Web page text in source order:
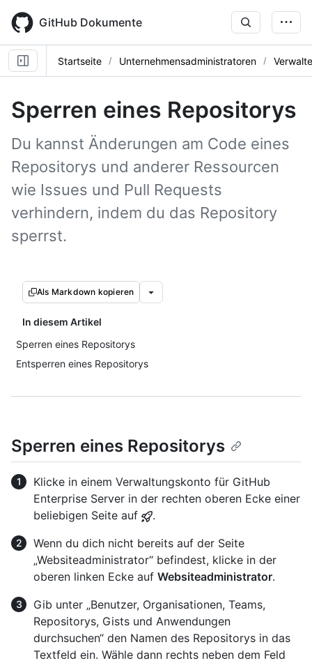
main
content
GitHub Dokumente
Startseite Unternehmensadministratoren
Sperren eines Repositorys
Du kannst Änderungen am Code eines
Repositorys und anderer Ressourcen
wie Issues und Pull Requests
verhindern, indem du das Repository
sperrst.
Als Markdown kopieren
In diesem Artikel
Sperren eines Repositorys
Entsperren eines Repositorys
Sperren eines Repositorys
Klicke in einem Verwaltungskonto für GitHub
Enterprise Server in der rechten oberen Ecke einer
beliebigen Seite auf
.
Wenn du dich nicht bereits auf der Seite
„Websiteadministrator“ befindest, klicke in der
oberen linken Ecke auf Websiteadministrator.
Gib unter „Benutzer, Organisationen, Teams,
Repositorys, Gists und Anwendungen
durchsuchen“ den Namen des Repositorys in das
Textfeld ein. Wähle dann rechts neben dem Feld